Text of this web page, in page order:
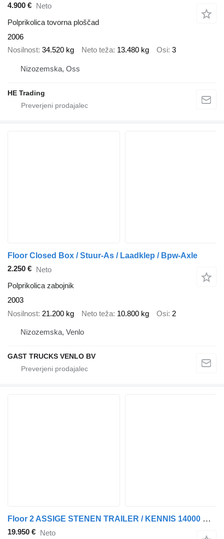
4.900 €
Neto
Polprikolica tovorna ploščad
2006
Nosilnost 34.520 kg Neto teža 13.480 kg Osi 3
Nizozemska, Oss
HE Trading
Floor Closed Box / Stuur-As / Laadklep / Bpw-Axle
2.250 € Neto
Polprikolica zabojnik
2003
Nosilnost 21.200 kg Neto teža 10.800 kg Osi 2
Nizozemska, Venlo
GAST TRUCKS VENLO BV
Floor 2 ASSIGE STENEN TRAILER / KENNIS 14000 R / KEURING 2027 / TUV 20
19.950 € Neto